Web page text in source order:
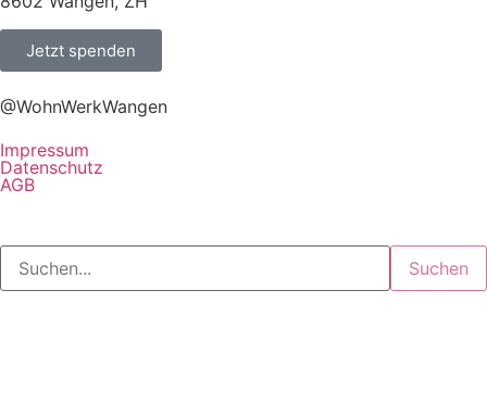
Jetzt spenden
@WohnWerkWangen
Impressum
Datenschutz
AGB
Suchen